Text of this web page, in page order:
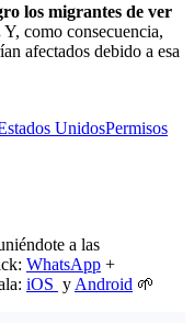
los migrantes de ver
Y, como consecuencia,
afectados debido a esa
UnidosPermisos
a las
WhatsApp +
iOS y Android 🌱